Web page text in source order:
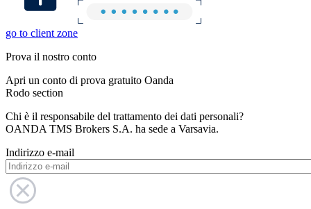
go to client zone
Prova il nostro conto
Apri un conto di prova gratuito Oanda
Rodo section
Chi è il responsabile del trattamento dei dati personali?
OANDA TMS Brokers S.A. ha sede a Varsavia.
Indirizzo e-mail